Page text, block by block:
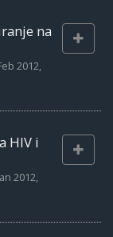
na
2012,
HIV i
2012,